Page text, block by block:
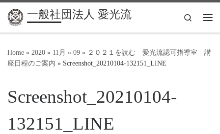
一般社団法人 愛光流
Search
Home » 2020 » 11月 » 09 » ２０２１を読む 愛光流認可指導室 講
座日程のご案内 » Screenshot_20210104-132151_LINE
Screenshot_20210104-
132151_LINE